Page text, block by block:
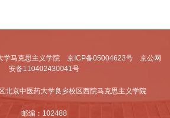
学马克思主义学院 京ICP备05004623号 京公网
安备110402430041号
北京中医药大学良乡校区西院马克思主义学院
邮编：102488